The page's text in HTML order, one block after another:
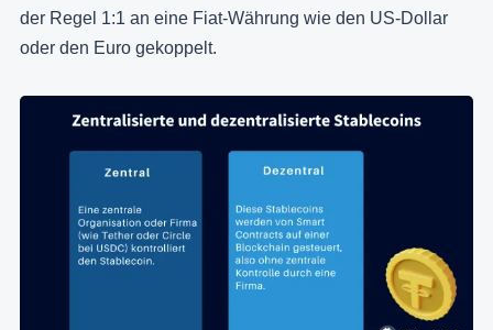
der Regel 1:1 an eine Fiat-Währung wie den US-Dollar
oder den Euro gekoppelt.